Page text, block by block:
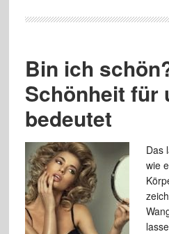
Bin ich
Schönheit für
bedeutet
Das
wie